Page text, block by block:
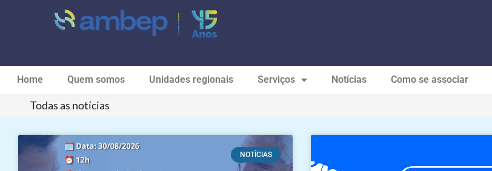
Home Quem somos Unidades regionais Serviços Notícias Como se associar
Todas as notícias
NOTÍCIAS